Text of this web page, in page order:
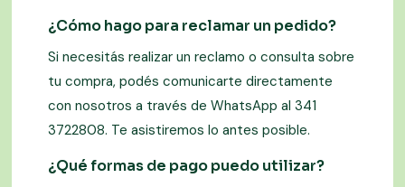
¿Cómo hago para reclamar un pedido?
Si necesitás realizar un reclamo o consulta sobre
tu compra, podés comunicarte directamente
con nosotros a través de WhatsApp al 341
3722808. Te asistiremos lo antes posible.
¿Qué formas de pago puedo utilizar?